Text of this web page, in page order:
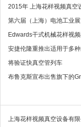
2015年 上海花样视频真空
第六届（上海）电池工业
Edwards干式机械花样视
安捷伦隆重推出适用于多
将验证快真空管列车
布鲁克斯宣布出售旗下的
上海花样视频真空设备有限